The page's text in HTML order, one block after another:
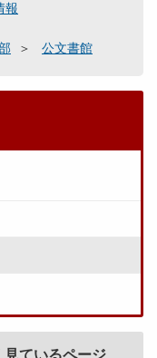
報
公文書館
見ているページ